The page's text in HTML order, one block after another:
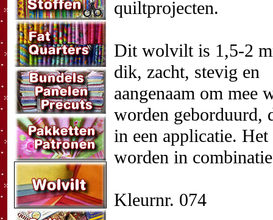
quiltprojecten.
Dit wolvilt is 1,5-2
dik, zacht, stevig en
aangenaam om mee
worden geborduurd,
in een applicatie.
worden in
Kleurnr. 074